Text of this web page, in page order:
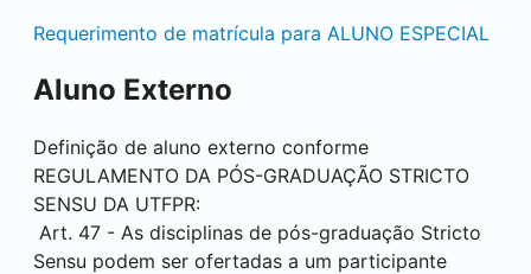
Requerimento de matrícula para ALUNO ESPECIAL
Aluno Externo
Definição de aluno externo conforme
REGULAMENTO DA PÓS-GRADUAÇÃO STRICTO
SENSU DA UTFPR:
Art. 47 - As disciplinas de pós-graduação Stricto
Sensu podem ser ofertadas a um participante